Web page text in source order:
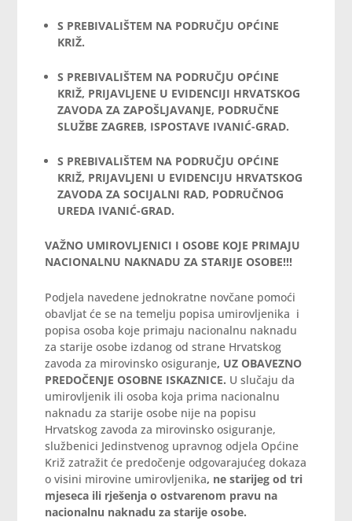
S PREBIVALIŠTEM NA PODRUČJU OPĆINE
KRIŽ.
S PREBIVALIŠTEM NA PODRUČJU OPĆINE
KRIŽ, PRIJAVLJENE U EVIDENCIJI HRVATSKOG
ZAVODA ZA ZAPOŠLJAVANJE, PODRUČNE
SLUŽBE ZAGREB, ISPOSTAVE IVANIĆ-GRAD.
S PREBIVALIŠTEM NA PODRUČJU OPĆINE
KRIŽ, PRIJAVLJENI U EVIDENCIJU HRVATSKOG
ZAVODA ZA SOCIJALNI RAD, PODRUČNOG
UREDA IVANIĆ-GRAD.
VAŽNO UMIROVLJENICI I OSOBE KOJE PRIMAJU
NACIONALNU NAKNADU ZA STARIJE OSOBE!!!
Podjela navedene jednokratne novčane pomoći
obavljat će se na temelju popisa umirovljenika i
popisa osoba koje primaju nacionalnu naknadu
za starije osobe izdanog od strane Hrvatskog
zavoda za mirovinsko osiguranje, UZ OBAVEZNO
PREDOČENJE OSOBNE ISKAZNICE. U slučaju da
umirovljenik ili osoba koja prima nacionalnu
naknadu za starije osobe nije na popisu
Hrvatskog zavoda za mirovinsko osiguranje,
službenici Jedinstvenog upravnog odjela Općine
Križ zatražit će predočenje odgovarajućeg dokaza
o visini mirovine umirovljenika, ne starijeg od tri
mjeseca ili rješenja o ostvarenom pravu na
nacionalnu naknadu za starije osobe.